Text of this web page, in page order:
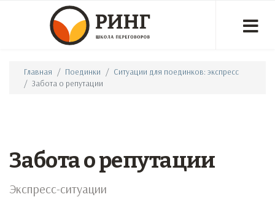
Главная Поединки
Ситуации для поединков: экспресс
Забота о репутации
Забота о репутации
Экспресс-ситуации